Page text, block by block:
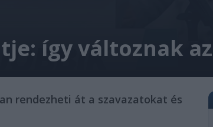
így változnak
rendezheti át a szavazatokat és